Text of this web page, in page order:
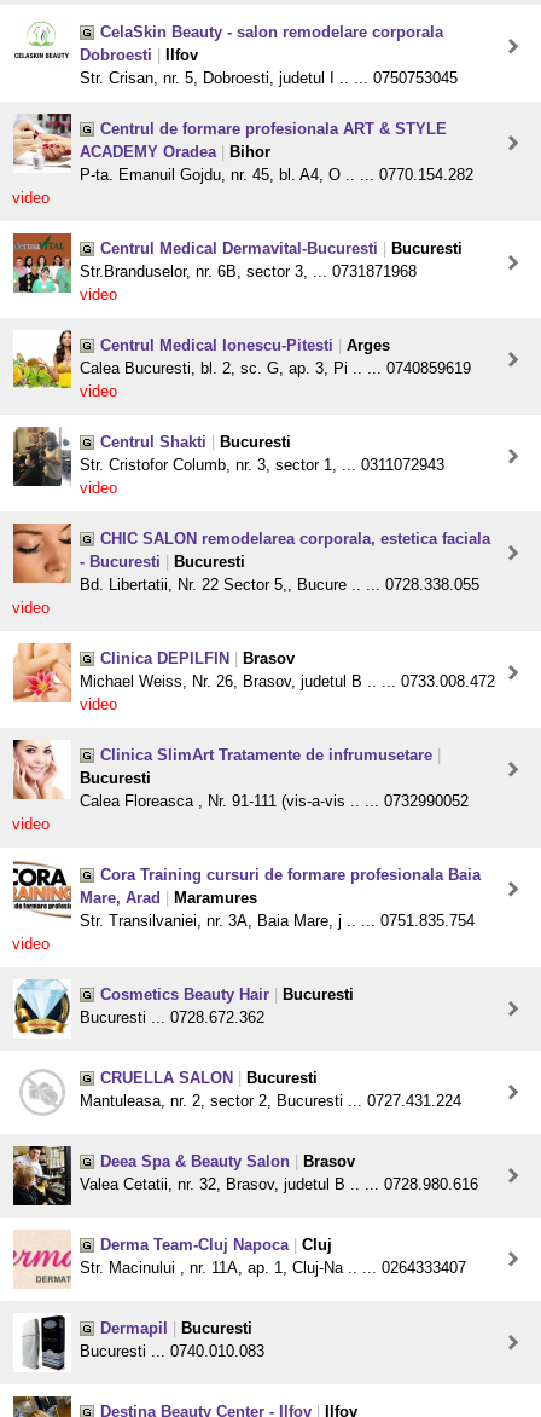
CelaSkin Beauty - salon remodelare corporala
Dobroesti
Ilfov
Str. Crisan, nr. 5, Dobroesti, judetul I .. ... 0750753045
Centrul de formare profesionala ART & STYLE
ACADEMY Oradea
Bihor
P-ta. Emanuil Gojdu, nr. 45, bl. A4, O .. ... 0770.154.282
video
Centrul Medical Dermavital-Bucuresti
Bucuresti
Str.Branduselor, nr. 6B, sector 3, ... 0731871968
video
Centrul Medical Ionescu-Pitesti
Arges
Calea Bucuresti, bl. 2, sc. G, ap. 3, Pi .. ... 0740859619
video
Centrul Shakti
Bucuresti
Str. Cristofor Columb, nr. 3, sector 1, ... 0311072943
video
CHIC SALON remodelarea corporala, estetica faciala
- Bucuresti
Bucuresti
Bd. Libertatii, Nr. 22 Sector 5,, Bucure .. ... 0728.338.055
video
Clinica DEPILFIN
Brasov
Michael Weiss, Nr. 26, Brasov, judetul B .. ... 0733.008.472
video
Clinica SlimArt Tratamente de infrumusetare
Bucuresti
Calea Floreasca , Nr. 91-111 (vis-a-vis .. ... 0732990052
video
Cora Training cursuri de formare profesionala Baia
Mare, Arad
Maramures
Str. Transilvaniei, nr. 3A, Baia Mare, j .. ... 0751.835.754
video
Cosmetics Beauty Hair
Bucuresti
Bucuresti ... 0728.672.362
CRUELLA SALON
Bucuresti
Mantuleasa, nr. 2, sector 2, Bucuresti ... 0727.431.224
Deea Spa & Beauty Salon
Brasov
Valea Cetatii, nr. 32, Brasov, judetul B .. ... 0728.980.616
Derma Team-Cluj Napoca
Cluj
Str. Macinului , nr. 11A, ap. 1, Cluj-Na .. ... 0264333407
Dermapil
Bucuresti
Bucuresti ... 0740.010.083
Destina Beauty Center - Ilfov
Ilfov